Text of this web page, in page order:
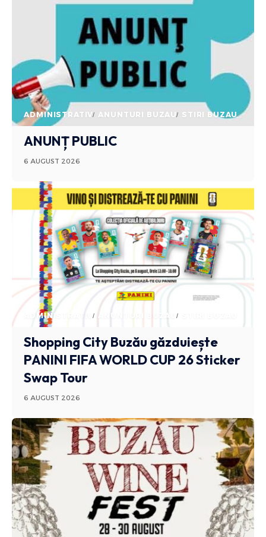
ADMINISTRATIV ANUNTURI BUZAU STIRI BUZAU
ANUNȚ PUBLIC
6 AUGUST 2026
ADMINISTRATIV ANUNTURI BUZAU
Shopping City Buzău găzduiește
PANINI FIFA WORLD CUP 26 Sticker
Swap Tour
6 AUGUST 2026